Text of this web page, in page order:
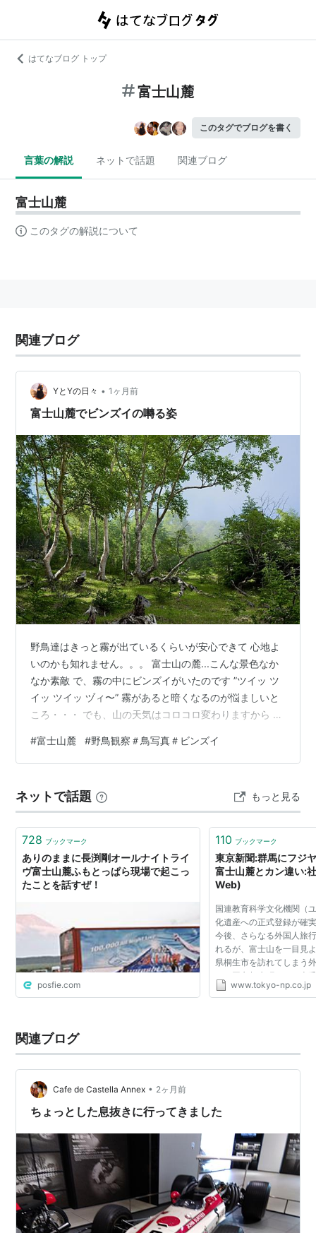
はてなブログ トップ
富士山麓
このタグでブログを書く
言葉の解説 ネットで話題 関連ブログ
富士山麓
このタグの解説について
関連ブログ
YとYの日々 • 1ヶ月前
富士山麓でビンズイの囀る姿
野鳥達はきっと霧が出ているくらいが安心できて 心地よ
いのかも知れません。。。 富士山の麓...こんな景色なか
なか素敵 で、霧の中にビンズイがいたのです ”ツイッ ツ
イッ ツイッ ヅィ〜” 霧があると暗くなるのが悩ましいと
ころ・・・ でも、山の天気はコロコロ変わりますから こ
す ～～＊＊＊～～～＊～～～～～＊・＊～～～～～＊～
～～～～＊・＊～～～～～＊～～～＊＊＊～～ そして明
い！」 って言いたい∧( 'Θ' )∧！！！。。。 ランキング参
加中写真・カメラ ランキング参加中野鳥観察 ランキ…
#富士山麓 #野鳥観察＃鳥写真＃ビンズイ
ネットで話題 もっと見る
728 ブックマーク
ありのままに長渕剛オールナイトライ
ヴ富士山麓ふもとっぱら現場で起こっ
たことを話すぜ！
posfie.com
110 ブックマーク
東京新聞:群馬にフジ
富士山麓とカン違い:
Web)
国連教育科学文化機関（
化遺産への正式登録が確
今後、さらなる外国人旅
れるが、富士山を一目見
県桐生市を訪れてしまう
る。同市相生町にある上
（ふじやました）駅」を
www.tokyo-np.co.jp
関連ブログ
Cafe de Castella Annex • 2ヶ月前
ちょっとした息抜きに行ってきました